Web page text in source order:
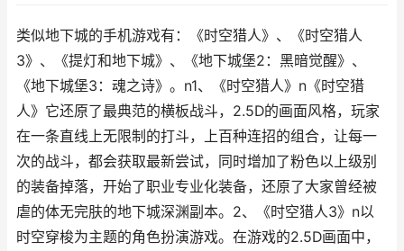
类似地下城的手机游戏有：《时空猎人》、《时空猎人
3》、《提灯和地下城》、《地下城堡2：黑暗觉醒》、
《地下城堡3：魂之诗》。n1、《时空猎人》n《时空猎
人》它还原了最典范的横板战斗，2.5D的画面风格，玩家
在一条直线上无限制的打斗，上百种连招的组合，让每一
次的战斗，都会获取最新尝试，同时增加了粉色以上级别
的装备掉落，开始了职业专业化装备，还原了大家曾经被
虐的体无完肤的地下城深渊副本。2、《时空猎人3》n以
时空穿梭为主题的角色扮演游戏。在游戏的2.5D画面中，